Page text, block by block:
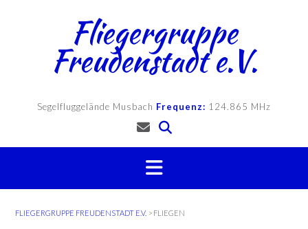
Fliegergruppe
Freudenstadt e.V.
Segelfluggelände Musbach Frequenz: 124.865 MHz
FLIEGERGRUPPE FREUDENSTADT E.V. > FLIEGEN